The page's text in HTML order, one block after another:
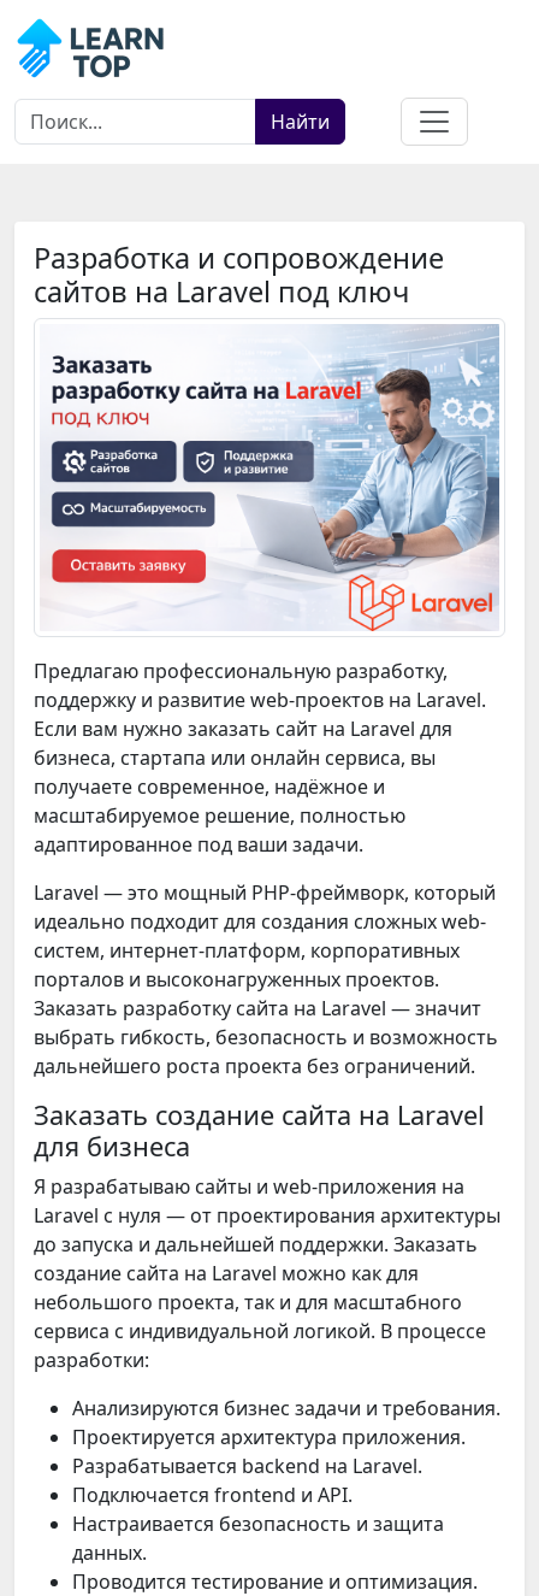
Найти
Разработка и сопровождение
сайтов на Laravel под ключ
Предлагаю профессиональную разработку,
поддержку и развитие web-проектов на Laravel.
Если вам нужно заказать сайт на Laravel для
бизнеса, стартапа или онлайн сервиса, вы
получаете современное, надёжное и
масштабируемое решение, полностью
адаптированное под ваши задачи.
Laravel — это мощный PHP-фреймворк, который
идеально подходит для создания сложных web-
систем, интернет-платформ, корпоративных
порталов и высоконагруженных проектов.
Заказать разработку сайта на Laravel — значит
выбрать гибкость, безопасность и возможность
дальнейшего роста проекта без ограничений.
Заказать создание сайта на Laravel
для бизнеса
Я разрабатываю сайты и web-приложения на
Laravel с нуля — от проектирования архитектуры
до запуска и дальнейшей поддержки. Заказать
создание сайта на Laravel можно как для
небольшого проекта, так и для масштабного
сервиса с индивидуальной логикой. В процессе
разработки:
Анализируются бизнес задачи и требования.
Проектируется архитектура приложения.
Разрабатывается backend на Laravel.
Подключается frontend и API.
Настраивается безопасность и защита
данных.
Проводится тестирование и оптимизация.